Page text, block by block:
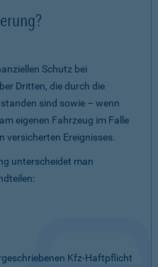
Schutz bei
Dritten, die durch die
sind sowie – wenn
eigenen Fahrzeug im Falle
versicherten Ereignisses.
unterscheidet man
Kfz-Haftpflicht